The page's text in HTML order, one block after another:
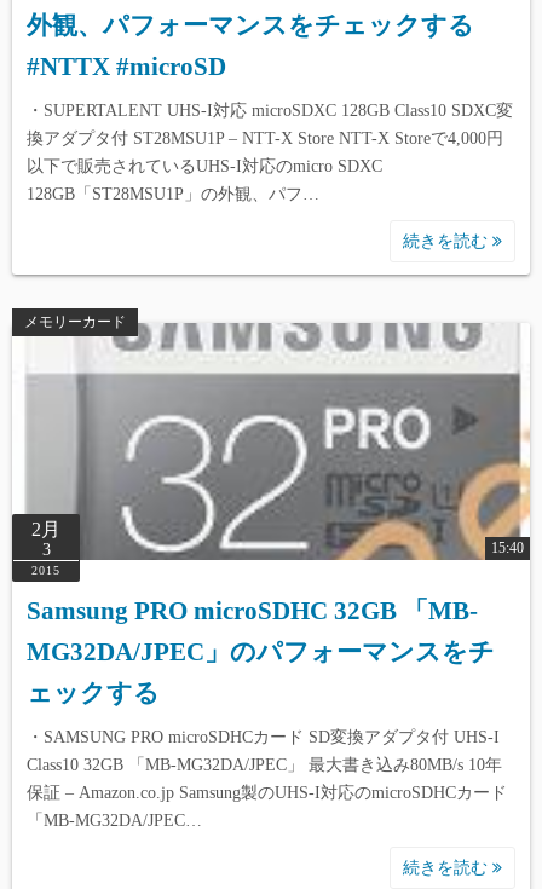
外観、パフォーマンスをチェックする
#NTTX #microSD
・SUPERTALENT UHS-I対応 microSDXC 128GB Class10 SDXC変
換アダプタ付 ST28MSU1P – NTT-X Store NTT-X Storeで4,000円
以下で販売されているUHS-I対応のmicro SDXC
128GB「ST28MSU1P」の外観、パフ…
続きを読む
メモリーカード
2月
3
2015
15:40
Samsung PRO microSDHC 32GB 「MB-
MG32DA/JPEC」のパフォーマンスをチ
ェックする
・SAMSUNG PRO microSDHCカード SD変換アダプタ付 UHS-I
Class10 32GB 「MB-MG32DA/JPEC」 最大書き込み80MB/s 10年
保証 – Amazon.co.jp Samsung製のUHS-I対応のmicroSDHCカード
「MB-MG32DA/JPEC…
続きを読む